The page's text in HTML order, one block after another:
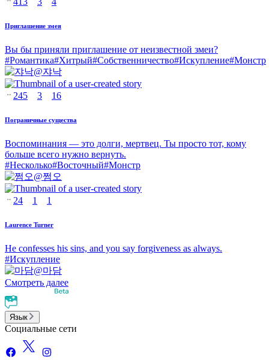
Приглашение змея
Вы бы приняли приглашение от неизвестной змеи?
#Романтика#Хитрый#Собственничество#Искупление#Монстр
@쟈낙
245 3 16
Пограничные существа
Воспоминания — это долги, мертвец. Ты просто тот, кому
больше всего нужно вернуть.
#Несколько#Восточный#Монстр
@쩜오
24 1 1
Laurence Turner
He confesses his sins, and you say forgiveness as always.
#Искупление
@마담
Смотреть далее
Язык
Социальные сети